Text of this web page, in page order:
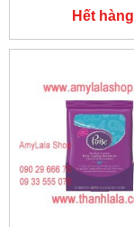
STRENGTH
VITAMIN
Hết hàng